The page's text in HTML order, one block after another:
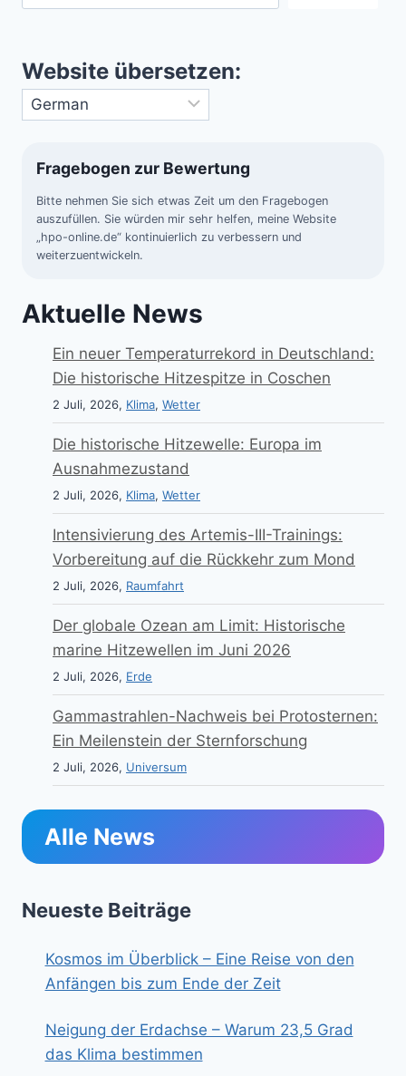
ENTHÜLLTEN
Website übersetzen:
Fragebogen zur Bewertung
Bitte nehmen Sie sich etwas Zeit um den Fragebogen
auszufüllen. Sie würden mir sehr helfen, meine Website
„hpo-online.de“ kontinuierlich zu verbessern und
weiterzuentwickeln.
Aktuelle News
Ein neuer Temperaturrekord in Deutschland:
Die historische Hitzespitze in Coschen
2 Juli, 2026, Klima, Wetter
Die historische Hitzewelle: Europa im
Ausnahmezustand
2 Juli, 2026, Klima, Wetter
Intensivierung des Artemis-III-Trainings:
Vorbereitung auf die Rückkehr zum Mond
2 Juli, 2026, Raumfahrt
Der globale Ozean am Limit: Historische
marine Hitzewellen im Juni 2026
2 Juli, 2026, Erde
Gammastrahlen-Nachweis bei Protosternen:
Ein Meilenstein der Sternforschung
2 Juli, 2026, Universum
Alle News
Neueste Beiträge
Kosmos im Überblick – Eine Reise von den
Anfängen bis zum Ende der Zeit
Neigung der Erdachse – Warum 23,5 Grad
das Klima bestimmen